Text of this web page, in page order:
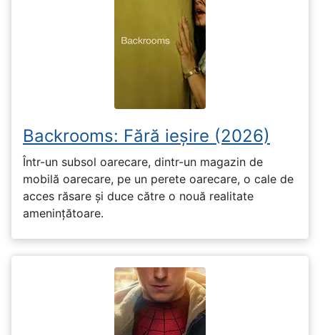
Backrooms: Fără ieșire (2026)
Într-un subsol oarecare, dintr-un magazin de
mobilă oarecare, pe un perete oarecare, o cale de
acces răsare și duce către o nouă realitate
amenințătoare.